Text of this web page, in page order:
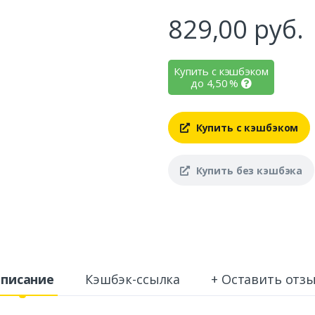
829,00 руб.
Купить с кэшбэком
до 4,50%
Купить с кэшбэком
Купить без кэшбэка
Кэшбэк-ссылка + Оставить